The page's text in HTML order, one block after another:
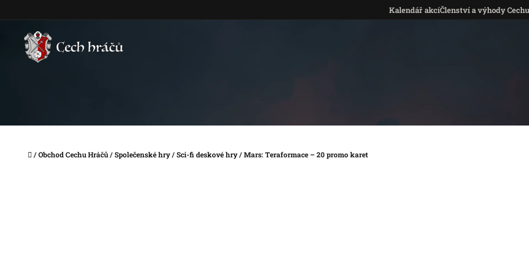
Kalendář akcíČlenství a výhody Cechu
Domů
/Obchod Cechu Hráčů/Společenské hry/Sci-fi deskové hry/Mars: Teraformace – 20 promo karet